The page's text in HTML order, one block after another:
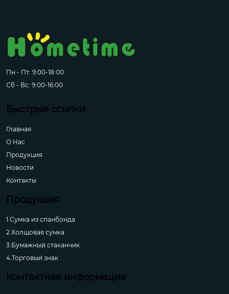
Пн - Пт: 9:00-18:00
Сб - Вс: 9:00-16:00
Быстрые ссылки
Главная
О Hас
Продукция
Новости
Контакты
Продукция
1.Сумка из спанбонда
2.Холщовая сумка
3.Бумажный стаканчик
4.Торговый знак
Контактная информация